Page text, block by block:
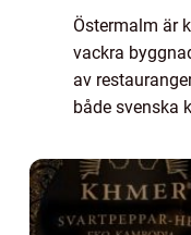
Östermalm är
vackra
av
både svenska